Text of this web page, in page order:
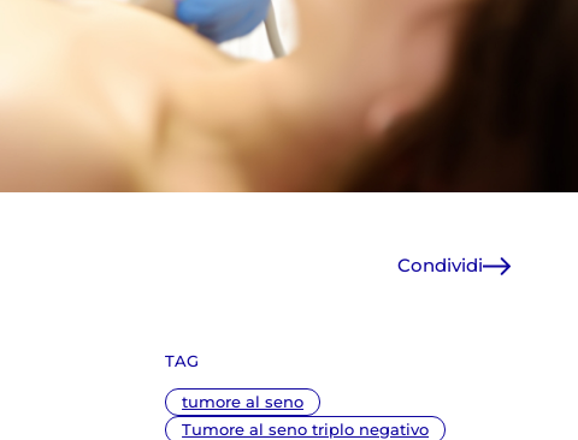
Condividi
Copia link
TAG
tumore al seno
Tumore al seno triplo negativo